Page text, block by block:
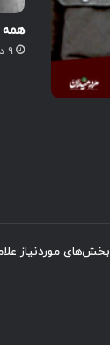
همه
۹ دی ۱۴۰۰
بخش‌های موردنیاز